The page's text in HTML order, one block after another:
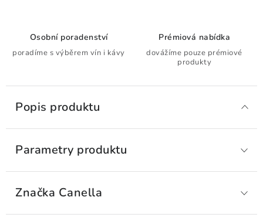
Osobní poradenství
poradíme s výběrem vín i kávy
Prémiová nabídka
dovážíme pouze prémiové
produkty
Popis produktu
Parametry produktu
Značka Canella